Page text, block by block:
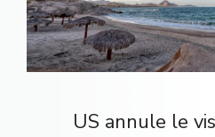
US annule le